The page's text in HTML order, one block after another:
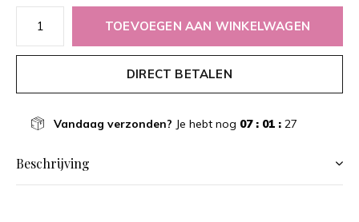
TOEVOEGEN AAN WINKELWAGEN
DIRECT BETALEN
Vandaag verzonden? Je hebt nog 07 : 01 : 26
Beschrijving